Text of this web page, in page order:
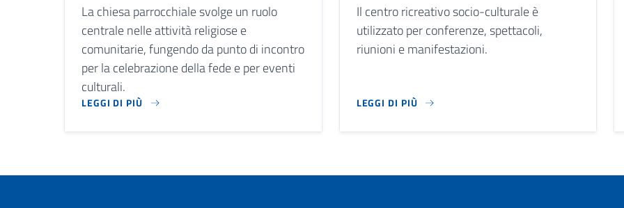
La chiesa parrocchiale svolge un ruolo
centrale nelle attività religiose e
comunitarie, fungendo da punto di incontro
per la celebrazione della fede e per eventi
culturali.
LEGGI DI PIÙ
LA CHIESA PARROCCHIALE SVOLGE UN RUOLO CENTRALE NELLE ATTIVITÀ RELIGIOSE E COMUNITARIE,
Il centro ricreativo socio-culturale è
utilizzato per conferenze, spettacoli,
riunioni e manifestazioni.
LEGGI DI PIÙ
IL CENTRO RICREATIVO SOCIO-CULTURALE È